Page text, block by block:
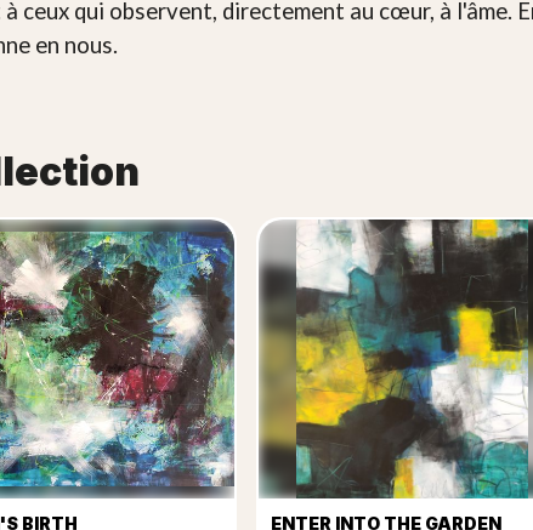
qui observent, directement au cœur, à l'âme.
en nous.
BIRTH
ENTER INTO THE GARDEN